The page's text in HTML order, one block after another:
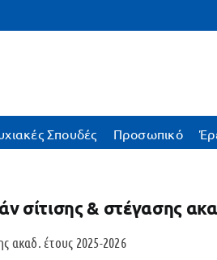
Σπουδές Προσωπικό
σίτισης & στέγασης
ακαδ. έτους 2025-2026